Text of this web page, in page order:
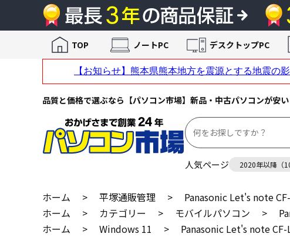
品質と価格で選ぶなら【パソコン市場】新品・中古パソコンが安い
人気ページ 2020年以降（
TOP ノートPC デスクトップPC
ホーム > 平塚通販管理 >
Panasonic Let's note
ホーム
> カテゴリー > モバイルパソコン >
ホーム
> Windows 11 >
Panasonic Let's note CF-